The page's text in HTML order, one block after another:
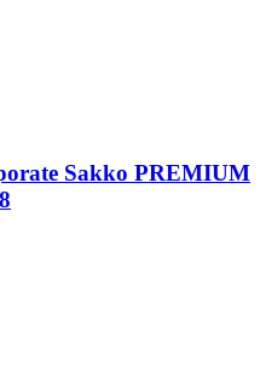
Sakko PREMIUM